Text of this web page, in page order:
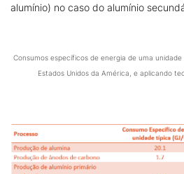
alumínio) no caso do alumínio
Consumos específicos de energia de uma
Estados Unidos da América, e aplicando